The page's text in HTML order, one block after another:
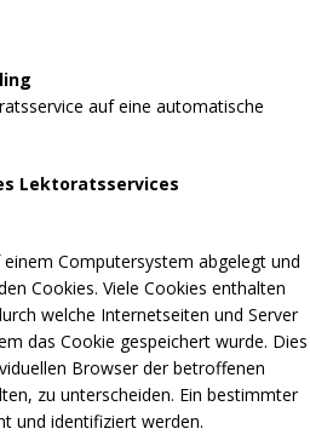
auf eine automatische
Lektoratsservices
Computersystem abgelegt und
Cookies. Viele Cookies enthalten
welche Internetseiten und Server
das Cookie gespeichert wurde. Dies
Browser der betroffenen
zu unterscheiden. Ein bestimmter
und identifiziert werden.